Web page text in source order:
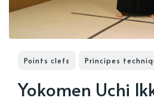
Points clefs Principes
Yokomen Uchi